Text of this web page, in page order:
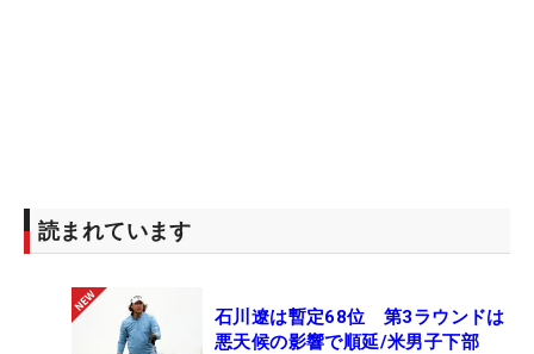
読まれています
石川遼は暫定68位 第3ラウンドは
悪天候の影響で順延/米男子下部